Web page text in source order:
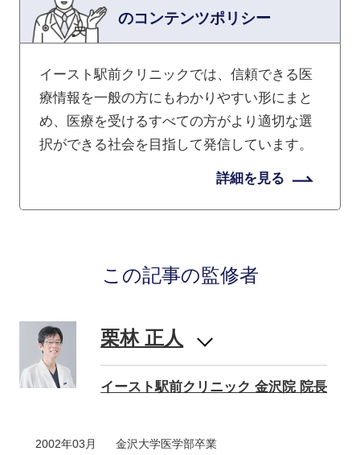
のコンテンツポリシー
イースト駅前クリニックでは、信頼できる医
療情報を一般の方にもわかりやすい形にまと
め、医療を受けるすべての方がより適切な選
択ができる社会を目指して発信しています。
詳細を見る
この記事の監修者
栗林 正人
イースト駅前クリニック 金沢院 院長
2002年03月
金沢大学医学部卒業